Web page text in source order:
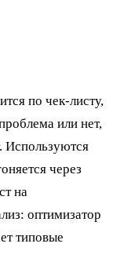
по чек-листу,
или нет,
Используются
через
на
оптимизатор
типовые